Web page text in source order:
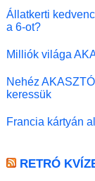
Állatkerti
a 6-ot?
Milliók világa
Nehéz
keressük
Francia kártyán
RETRÓ